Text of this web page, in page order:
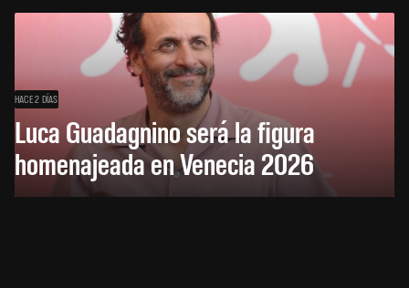
HACE 2 DÍAS
Luca Guadagnino será la figura
homenajeada en Venecia 2026